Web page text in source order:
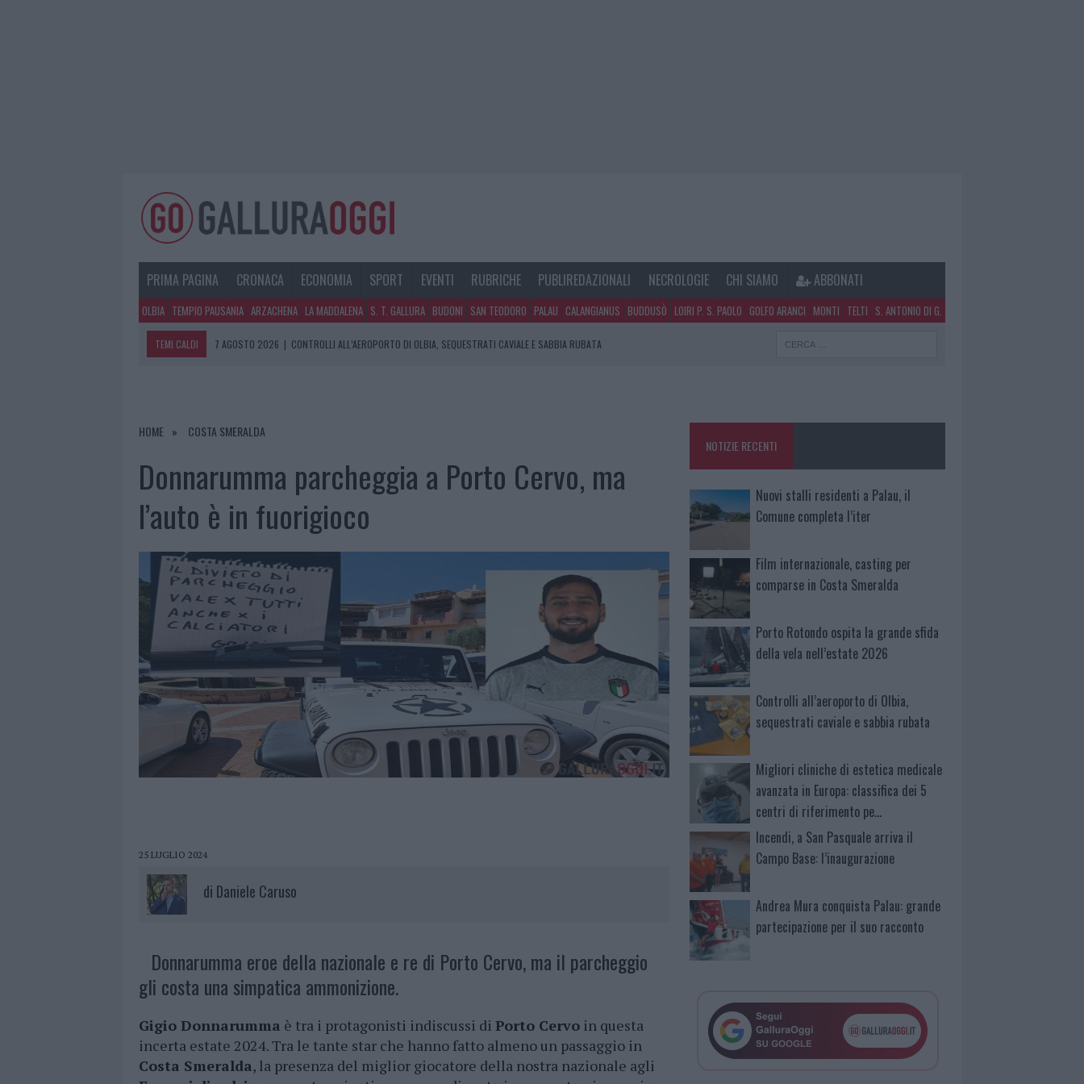
PRIMA PAGINA CRONACA ECONOMIA SPORT EVENTI RUBRICHE PUBLIREDAZIONALI NECROLOGIE CHI SIAMO ABBONATI
OLBIA TEMPIO PAUSANIA ARZACHENA LA MADDALENA S. T. GALLURA BUDONI SAN TEODORO PALAU CALANGIANUS BUDDUSÒ LOIRI P. S. PAOLO GOLFO ARANCI MONTI TELTI S. ANTONIO DI G.
TEMI CALDI 7 AGOSTO 2026 | CONTROLLI ALL’AEROPORTO DI OLBIA, SEQUESTRATI CAVIALE E SABBIA RUBATA
7 AGOSTO 2026
| NUOVI STALLI RESIDENTI A PALAU, IL COMUNE COMPLETA L’ITER
7 AGOSTO 2026
PORTO ROTONDO OSPITA LA GRANDE SFIDA DELLA VELA NELL’ESTATE 2026
HOME COSTA SMERALDA
Donnarumma parcheggia a Porto Cervo, ma
l’auto è in fuorigioco
25 LUGLIO 2024
di Daniele Caruso
Donnarumma eroe della nazionale e re di Porto Cervo, ma il parcheggio
gli costa una simpatica ammonizione.
Gigio Donnarumma è tra i protagonisti indiscussi di Porto Cervo in questa
incerta estate 2024. Tra le tante star che hanno fatto almeno un passaggio in
Costa Smeralda, la presenza del miglior giocatore della nostra nazionale agli
NOTIZIE RECENTI
Nuovi stalli residenti a Palau, il
Comune completa l’iter
Film internazionale, casting per
comparse in Costa Smeralda
Porto Rotondo ospita la grande sfida
della vela nell’estate 2026
Controlli all’aeroporto di Olbia,
sequestrati caviale e sabbia rubata
Migliori cliniche di estetica medicale
avanzata in Europa: classifica dei 5
centri di riferimento pe…
Incendi, a San Pasquale arriva il
Campo Base: l’inaugurazione
Andrea Mura conquista Palau: grande
partecipazione per il suo racconto